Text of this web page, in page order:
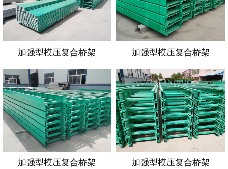
加强型模压复合桥架 加强型模压复合桥架
加强型模压复合桥架 加强型模压复合桥架